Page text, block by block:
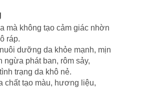
mà không tạo cảm giác nhờn
ráp.
dưỡng da khỏe mạnh, mịn
ngừa phát ban, rôm sảy,
trạng da khô nẻ.
chất tạo màu, hương liệu,